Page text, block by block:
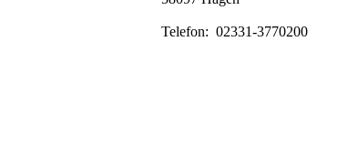
Telefon: 02331-3770200